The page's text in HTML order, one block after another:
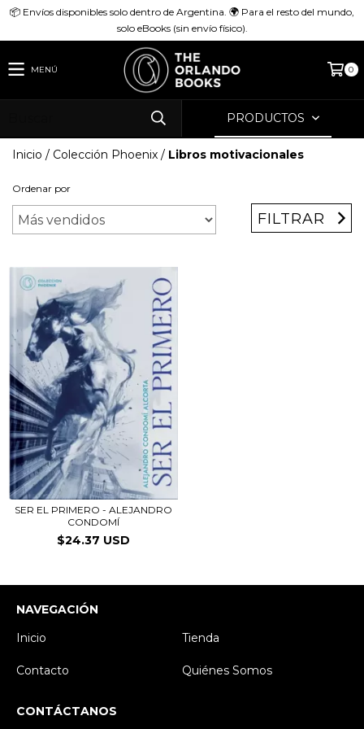
📦 Envíos disponibles solo dentro de Argentina. 🌍 Para el resto del mundo,
solo eBooks (sin envío físico).
MENÚ 0
PRODUCTOS
Inicio / Colección Phoenix / Libros motivacionales
Ordenar por
FILTRAR
SER EL PRIMERO - ALEJANDRO
CONDOMÍ
$24.37 USD
NAVEGACIÓN
Inicio
Tienda
Contacto Quiénes Somos
CONTÁCTANOS